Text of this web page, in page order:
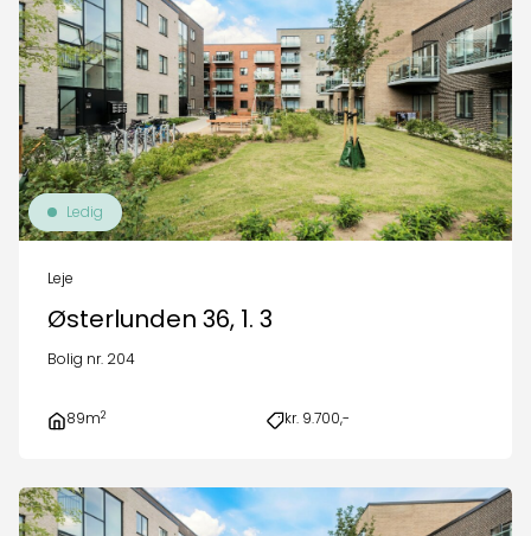
Ledig
Leje
Østerlunden 36, 1. 3
Bolig nr. 204
89m2 kr. 9.700,-